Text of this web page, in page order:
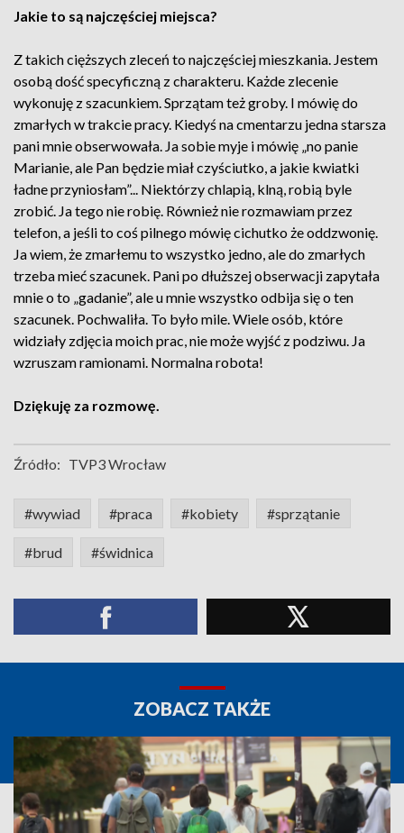
Jakie to są najczęściej miejsca?
Z takich cięższych zleceń to najczęściej mieszkania. Jestem
osobą dość specyficzną z charakteru. Każde zlecenie
wykonuję z szacunkiem. Sprzątam też groby. I mówię do
zmarłych w trakcie pracy. Kiedyś na cmentarzu jedna starsza
pani mnie obserwowała. Ja sobie myje i mówię „no panie
Marianie, ale Pan będzie miał czyściutko, a jakie kwiatki
ładne przyniosłam”... Niektórzy chlapią, klną, robią byle
zrobić. Ja tego nie robię. Również nie rozmawiam przez
telefon, a jeśli to coś pilnego mówię cichutko że oddzwonię.
Ja wiem, że zmarłemu to wszystko jedno, ale do zmarłych
trzeba mieć szacunek. Pani po dłuższej obserwacji zapytała
mnie o to „gadanie”, ale u mnie wszystko odbija się o ten
szacunek. Pochwaliła. To było mile. Wiele osób, które
widziały zdjęcia moich prac, nie może wyjść z podziwu. Ja
wzruszam ramionami. Normalna robota!
Dziękuję za rozmowę.
Źródło: TVP3 Wrocław
#wywiad #praca #kobiety #sprzątanie
#brud #świdnica
ZOBACZ TAKŻE